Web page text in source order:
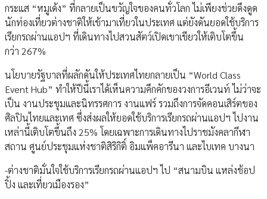
กระแส “หมูเด้ง” ที่กลายเป็นขวัญใจของคนทั่วโลก ไม่เพียงช่วยดึงดูด
นักท่องเที่ยวต่างชาติให้เข้ามาเที่ยวในประเทศ แต่ยังดันยอดใช้บริการ
เรียกรถผ่านแอปฯ ที่เดินทางไปสวนสัตว์เปิดเขาเขียวให้เติบโตขึ้น
กว่า 267%
นโยบายรัฐบาลที่ผลักดันให้ประเทศไทยกลายเป็น “World Class
Event Hub” ทำให้ปีนี้เราได้เห็นความคึกคักของวงการอีเวนท์ ไม่ว่าจะ
เป็น งานประชุมและนิทรรศการ งานแฟร์ รวมถึงการจัดคอนเสิร์ตของ
ศิลปินไทยและเทศ ซึ่งส่งผลให้ยอดใช้บริการเรียกรถผ่านแอปฯ ไปงาน
เหล่านี้เติบโตขึ้นถึง 25% โดยเฉพาะการเดินทางไปราชมังคลากีฬา
สถาน ศูนย์ประชุมแห่งชาติสิริกิติ์ อิมแพ็คอารีนา และไบเทค บางนา
-ต่างชาติมั่นใจใช้บริการเรียกรถผ่านแอปฯ ไป “สนามบิน แหล่งช้อป
ปิ้ง และเที่ยวเมืองรอง”